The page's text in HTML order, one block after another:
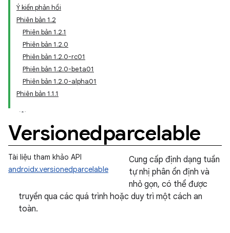
Ý kiến phản hồi
Phiên bản 1.2
Phiên bản 1.2.1
Phiên bản 1.2.0
Phiên bản 1.2.0-rc01
Phiên bản 1.2.0-beta01
Phiên bản 1.2.0-alpha01
Phiên bản 1.1.1
Versionedparcelable
Tài liệu tham khảo API
androidx.versionedparcelable
Cung cấp định dạng tuần
tự nhị phân ổn định và
nhỏ gọn, có thể được
truyền qua các quá trình hoặc duy trì một cách an
toàn.